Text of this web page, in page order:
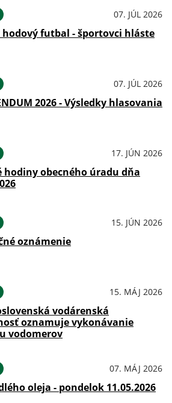
07. JÚL 2026
hodový futbal - športovci hláste
07. JÚL 2026
2026 - Výsledky hlasovania
17. JÚN 2026
hodiny obecného úradu dňa
15. JÚN 2026
oznámenie
15. MÁJ 2026
vodárenská
oznamuje vykonávanie
vodomerov
07. MÁJ 2026
oleja - pondelok 11.05.2026